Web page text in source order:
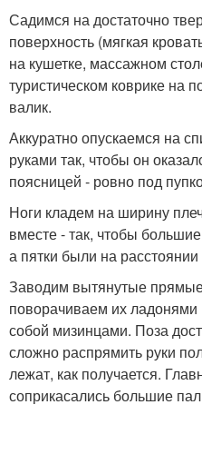
Садимся на достаточно
поверхность (мягкая
на кушетке, массажном
туристическом коврике на
валик.
Аккуратно опускаемся на
руками так, чтобы он
поясницей - ровно под
Ноги кладем на ширину
вместе - так, чтобы
а пятки были на
Заводим вытянутые прямые
поворачиваем их
собой мизинцами. Поза
сложно распрямить руки
лежат, как получается.
соприкасались большие